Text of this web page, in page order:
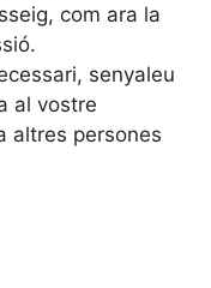
com ara la
senyaleu
al vostre
altres persones